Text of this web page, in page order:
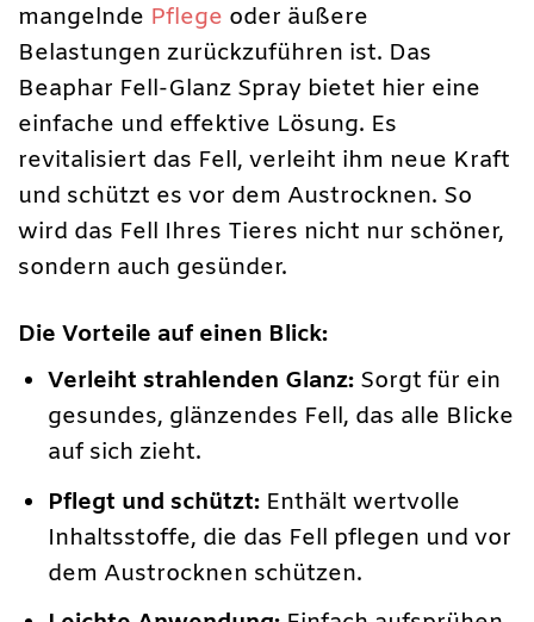
mangelnde Pflege oder äußere
Belastungen zurückzuführen ist. Das
Beaphar Fell-Glanz Spray bietet hier eine
einfache und effektive Lösung. Es
revitalisiert das Fell, verleiht ihm neue Kraft
und schützt es vor dem Austrocknen. So
wird das Fell Ihres Tieres nicht nur schöner,
sondern auch gesünder.
Die Vorteile auf einen Blick:
Verleiht strahlenden Glanz: Sorgt für ein
gesundes, glänzendes Fell, das alle Blicke
auf sich zieht.
Pflegt und schützt: Enthält wertvolle
Inhaltsstoffe, die das Fell pflegen und vor
dem Austrocknen schützen.